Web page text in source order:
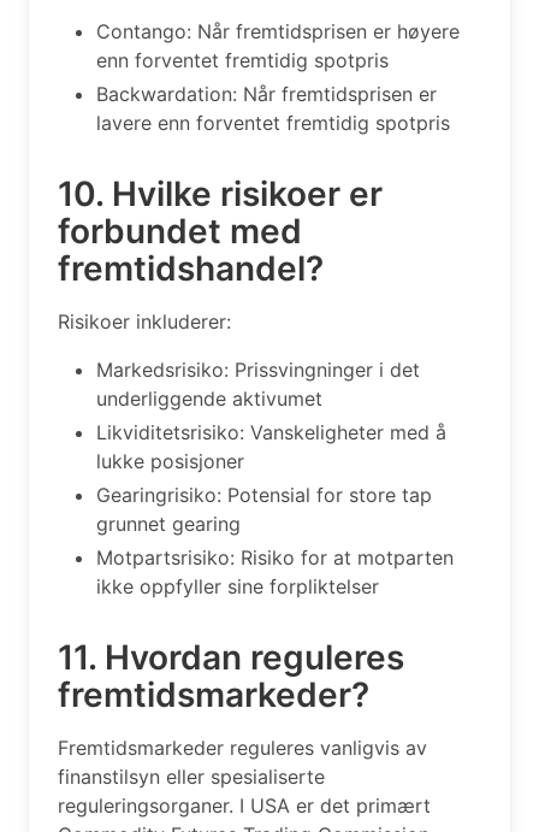
Contango: Når fremtidsprisen er høyere
enn forventet fremtidig spotpris
Backwardation: Når fremtidsprisen er
lavere enn forventet fremtidig spotpris
10. Hvilke risikoer er
forbundet med
fremtidshandel?
Risikoer inkluderer:
Markedsrisiko: Prissvingninger i det
underliggende aktivumet
Likviditetsrisiko: Vanskeligheter med å
lukke posisjoner
Gearingrisiko: Potensial for store tap
grunnet gearing
Motpartsrisiko: Risiko for at motparten
ikke oppfyller sine forpliktelser
11. Hvordan reguleres
fremtidsmarkeder?
Fremtidsmarkeder reguleres vanligvis av
finanstilsyn eller spesialiserte
reguleringsorganer. I USA er det primært